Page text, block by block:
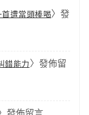
遭當頭棒喝〉發
錯能力 〉發佈留